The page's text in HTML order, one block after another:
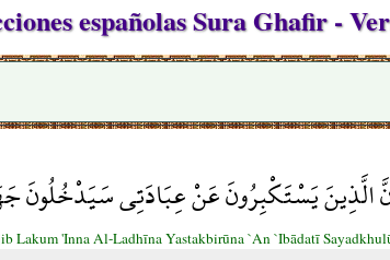
españolas Sura Ghafir -
الَّذِينَ يَسْتَكْبِرُونَ عَنْ عِبَادَتِي سَيَدْخُلُونَ
Lakum 'Inna Al-Ladhīna Yastakbirūna `An `Ibādatī